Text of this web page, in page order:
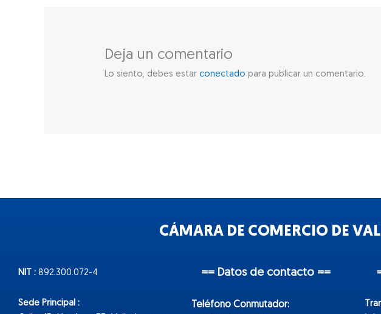
Deja un comentario
Lo siento, debes estarconectado para publicar un comentario.
CÁMARA DE COMERCIO DE
NIT : 892.300.072-4
Sede Principal :
== Datos de contacto ==
Teléfono Conmutador: